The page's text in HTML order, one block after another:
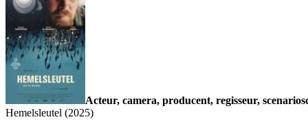
Acteur, camera, producent, regisseur,
Hemelsleutel (2025)